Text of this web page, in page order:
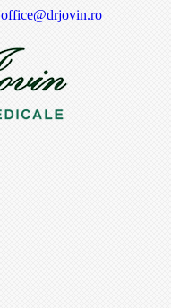
office@drjovin.ro